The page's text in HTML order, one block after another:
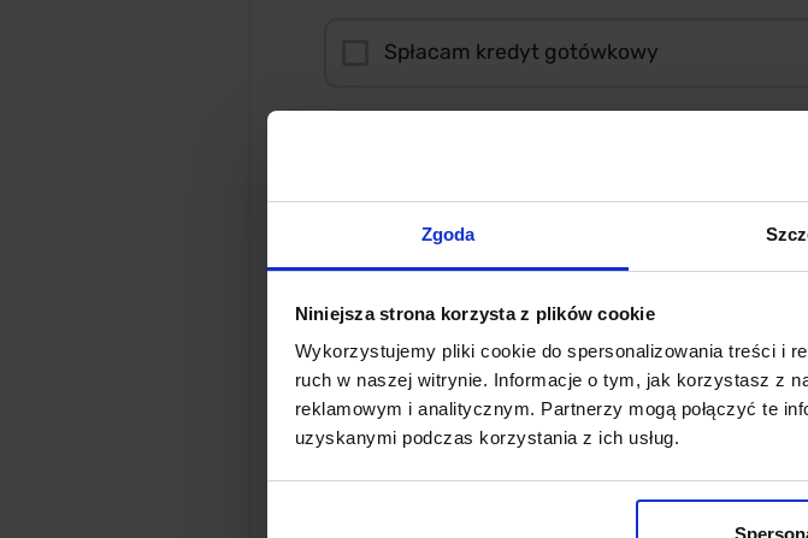
Zgoda
Niniejsza strona korzysta z plików cookie
Wykorzystujemy pliki cookie do spersonalizowania treści i
ruch w naszej witrynie. Informacje o tym, jak korzystasz z
reklamowym i analitycznym. Partnerzy mogą połączyć te
uzyskanymi podczas korzystania z ich usług.
Spłacam kredyt gotówkowy
Opłacam leasing
Opłacam edukację swojego dziecka
Spłacam długi